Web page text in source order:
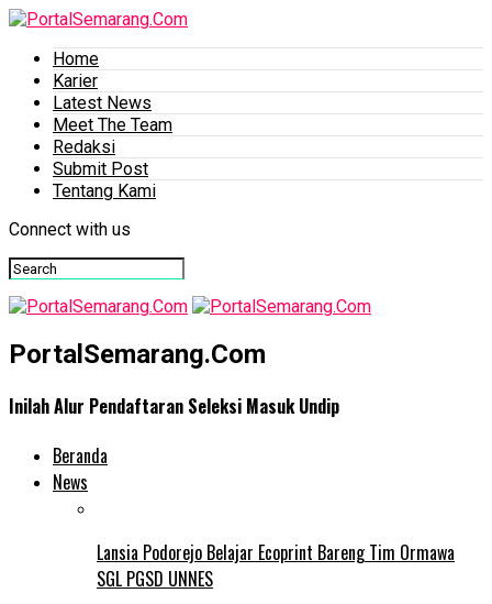
Home
Karier
Latest News
Meet The Team
Redaksi
Submit Post
Tentang Kami
Connect with us
PortalSemarang.Com
Inilah Alur Pendaftaran Seleksi Masuk Undip
Beranda
News
Lansia Podorejo Belajar Ecoprint Bareng Tim Ormawa
SGL PGSD UNNES